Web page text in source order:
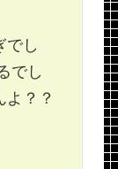
でし
でし
？？